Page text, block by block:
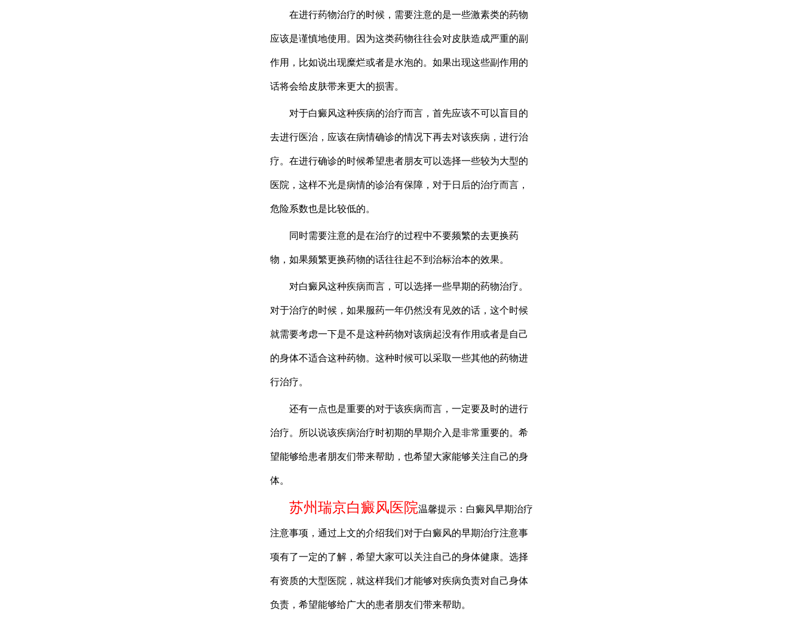
在进行药物治疗的时候，需要注意的是一些激素类的药物
应该是谨慎地使用。因为这类药物往往会对皮肤造成严重的副
作用，比如说出现糜烂或者是水泡的。如果出现这些副作用的
话将会给皮肤带来更大的损害。
对于白癜风这种疾病的治疗而言，首先应该不可以盲目的
去进行医治，应该在病情确诊的情况下再去对该疾病，进行治
疗。在进行确诊的时候希望患者朋友可以选择一些较为大型的
医院，这样不光是病情的诊治有保障，对于日后的治疗而言，
危险系数也是比较低的。
同时需要注意的是在治疗的过程中不要频繁的去更换药
物，如果频繁更换药物的话往往起不到治标治本的效果。
对白癜风这种疾病而言，可以选择一些早期的药物治疗。
对于治疗的时候，如果服药一年仍然没有见效的话，这个时候
就需要考虑一下是不是这种药物对该病起没有作用或者是自己
的身体不适合这种药物。这种时候可以采取一些其他的药物进
行治疗。
还有一点也是重要的对于该疾病而言，一定要及时的进行
治疗。所以说该疾病治疗时初期的早期介入是非常重要的。希
望能够给患者朋友们带来帮助，也希望大家能够关注自己的身
体。
苏州瑞京白癜风医院温馨提示：白癜风早期治疗
注意事项，通过上文的介绍我们对于白癜风的早期治疗注意事
项有了一定的了解，希望大家可以关注自己的身体健康。选择
有资质的大型医院，就这样我们才能够对疾病负责对自己身体
负责，希望能够给广大的患者朋友们带来帮助。